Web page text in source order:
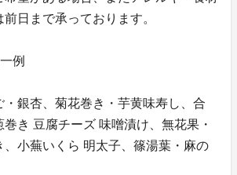
日まで承っております。
一例
・銀杏、菊花巻き・芋黄味寿し、合
き 豆腐チーズ 味噌漬け、無花果・
、小蕪いくら 明太子、篠湯葉・麻の